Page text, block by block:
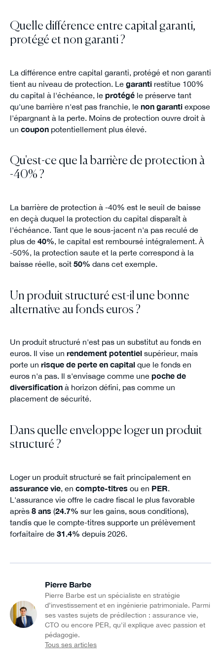
Quelle différence entre capital garanti,
protégé et non garanti ?
La différence entre capital garanti, protégé et non garanti
tient au niveau de protection. Le garantirestitue 100%
du capital à l'échéance, le protégéle préserve tant
qu'une barrière n'est pas franchie, le non garantiexpose
l'épargnant à la perte. Moins de protection ouvre droit à
un couponpotentiellement plus élevé.
Qu'est-ce que la barrière de protection à
-40% ?
La barrière de protection à -40% est le seuil de baisse
en deçà duquel la protection du capital disparaît à
l'échéance. Tant que le sous-jacent n'a pas reculé de
plus de 40%, le capital est remboursé intégralement. À
-50%, la protection saute et la perte correspond à la
baisse réelle, soit 50% dans cet exemple.
Un produit structuré est-il une bonne
alternative au fonds euros ?
Un produit structuré n'est pas un substitut au fonds en
euros. Il vise un rendement potentielsupérieur, mais
porte un risque de perte en capitalque le fonds en
euros n'a pas. Il s'envisage comme une poche de
diversificationà horizon défini, pas comme un
placement de sécurité.
Dans quelle enveloppe loger un produit
structuré ?
Loger un produit structuré se fait principalement en
assurance vie, en compte-titres ou en PER.
L'assurance vie offre le cadre fiscal le plus favorable
après 8 ans (24.7% sur les gains, sous conditions),
tandis que le compte-titres supporte un prélèvement
forfaitaire de 31.4% depuis 2026.
Pierre Barbe
Pierre Barbe est un spécialiste en stratégie
d’investissement et en ingénierie patrimoniale. Parmi
ses vastes sujets de prédilection : assurance vie,
CTO ou encore PER, qu'il explique avec passion et
pédagogie.
Tous ses articles